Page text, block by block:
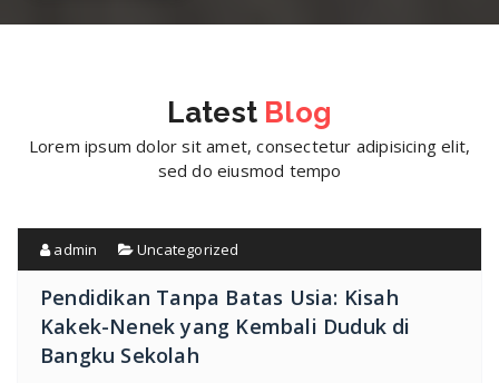
Latest Blog
Lorem ipsum dolor sit amet, consectetur adipisicing elit,
sed do eiusmod tempo
admin Uncategorized
Pendidikan Tanpa Batas Usia: Kisah
Kakek-Nenek yang Kembali Duduk di
Bangku Sekolah